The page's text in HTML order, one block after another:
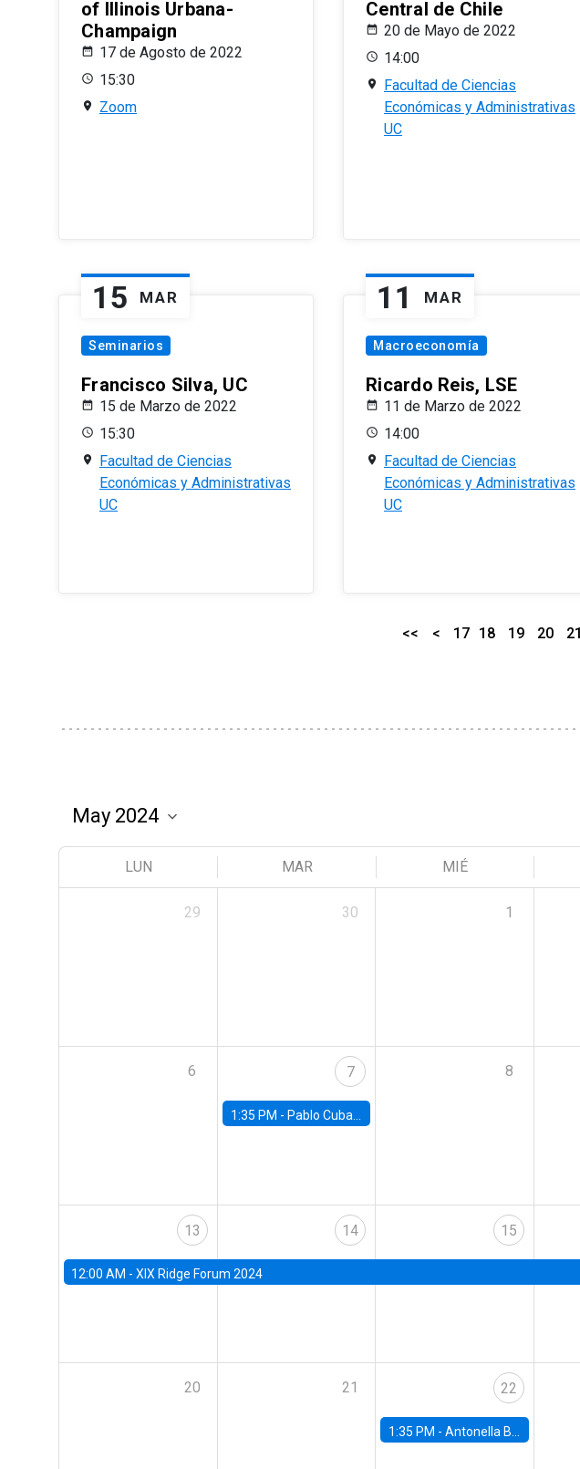
of Illinois Urbana-
Champaign
17 de Agosto de 2022
15:30
Zoom
Central de Chile
20 de Mayo de 2022
14:00
Facultad de Ciencias
Económicas y Administrativas
UC
15 MAR
Seminarios
Francisco Silva, UC
15 de Marzo de 2022
15:30
Facultad de Ciencias
Económicas y Administrativas
UC
11 MAR
Macroeconomía
Ricardo Reis, LSE
11 de Marzo de 2022
14:00
Facultad de Ciencias
Económicas y Administrativas
UC
<< < 17 18 19 20 21
LUN MAR MIÉ
29 30 1
6 7
1:35 PM - Pablo Cuba, FED Board
8
13
12:00 AM - XIX Ridge Forum 2024
14 15
20 21 22
1:35 PM -Antonella Bancalari, Institute for Fiscal Studies (IFS) and Research Associate at University College London (UCL)